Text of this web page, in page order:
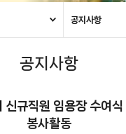
공지사항
공지사항
신규직원 임용장 수여
봉사활동